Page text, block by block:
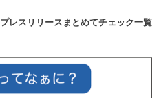
プレスリリースまとめてチェック一覧